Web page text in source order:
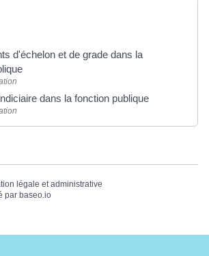
d'échelon et de grade dans la
dans la fonction publique
légale et administrative
par baseo.io